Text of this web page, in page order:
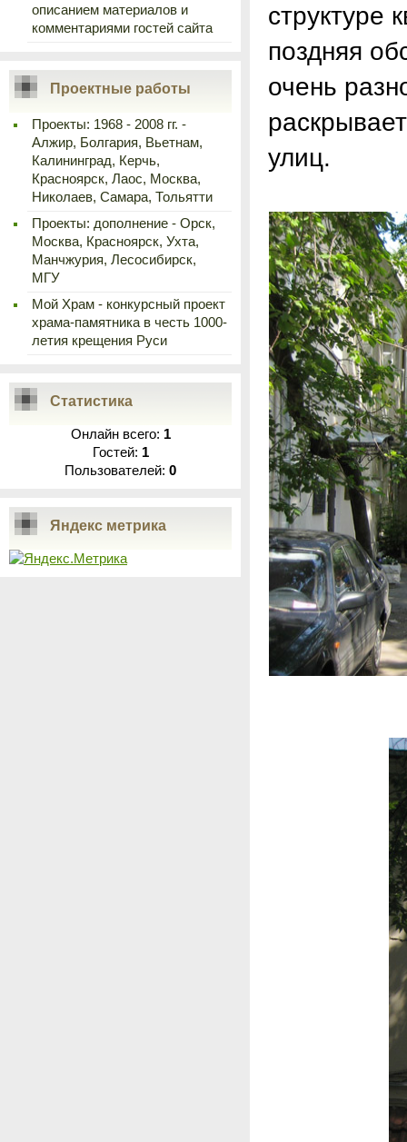
описанием материалов и
комментариями гостей сайта
Проектные работы
Проекты: 1968 - 2008 гг. -
Алжир, Болгария, Вьетнам,
Калининград, Керчь,
Красноярск, Лаос, Москва,
Николаев, Самара, Тольятти
Проекты: дополнение - Орск,
Москва, Красноярск, Ухта,
Манчжурия, Лесосибирск,
МГУ
Мой Храм - конкурсный проект
храма-памятника в честь 1000-
летия крещения Руси
Статистика
Онлайн всего: 1
Гостей: 1
Пользователей: 0
Яндекс метрика
структуре
поздняя
очень
улиц.